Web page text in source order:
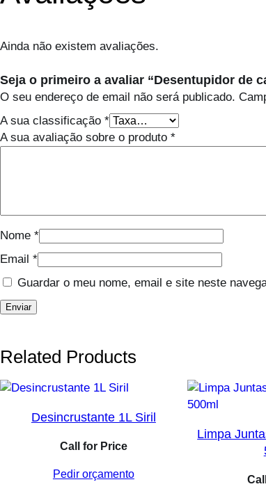
Ainda não existem avaliações.
Seja o primeiro a avaliar “Desentupidor de
O seu endereço de email não será publicado.
A sua classificação *
A sua avaliação sobre o produto *
Nome *
Email *
Guardar o meu nome, email e site neste
Related Products
Desincrustante 1L Siril
Call for Price
Pedir orçamento
Limpa